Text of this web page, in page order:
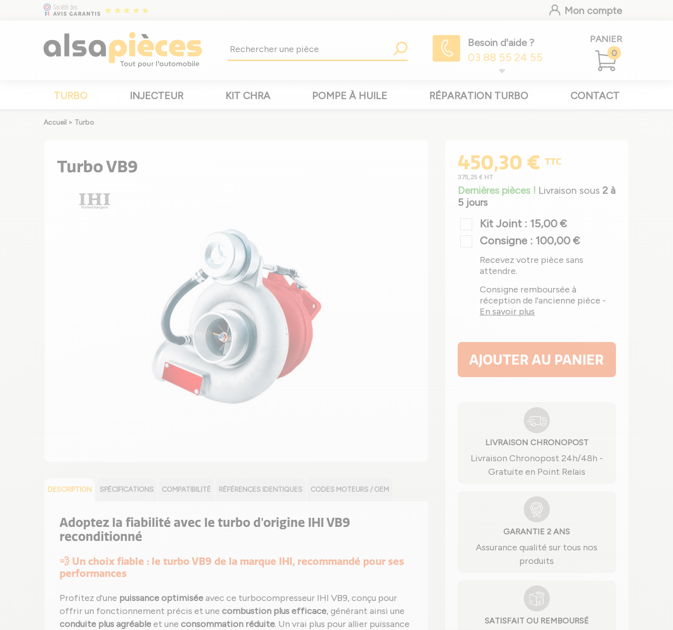
Mon compte
Besoin d'aide ?
03 88 55 24 55
PANIER
0
TURBO INJECTEUR KIT CHRA POMPE À HUILE RÉPARATION TURBO CONTACT
Accueil > Turbo
Turbo VB9
DESCRIPTION SPÉCIFICATIONS COMPATIBILITÉ RÉFÉRENCES IDENTIQUES CODES MOTEURS / OEM
Adoptez la fiabilité avec le turbo d'origine IHI VB9
reconditionné
💨 Un choix fiable : le turbo VB9 de la marque IHI, recommandé pour ses
performances
Profitez d'une puissance optimiséeavec ce turbocompresseur IHI VB9, conçu pour
offrir un fonctionnement précis et une combustion plus efficace, générant ainsi une
conduite plus agréableet une consommation réduite. Un vrai plus pour allier puissance
450,30 € TTC
375,25 € HT
Dernières pièces ! Livraison sous 2 à
5 jours
Kit Joint : 15,00 €
Consigne : 100,00 €
Recevez votre pièce sans
attendre.
Consigne remboursée à
réception de l'ancienne pièce -
En savoir plus
AJOUTER AU PANIER
LIVRAISON CHRONOPOST
Livraison Chronopost 24h/48h -
Gratuite en Point Relais
GARANTIE 2 ANS
Assurance qualité sur tous nos
produits
SATISFAIT OU REMBOURSÉ